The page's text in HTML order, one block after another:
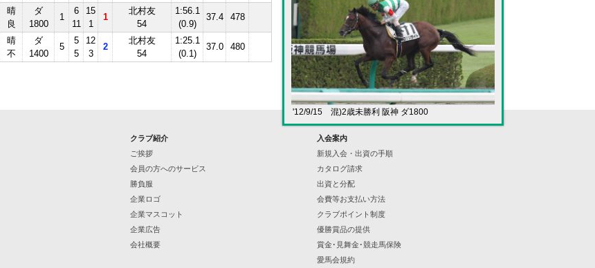
晴
良
ダ
1800
1
6
11
15
1
1
北村友
54
1:56.1
(0.9)
37.4 478
晴
不
ダ
1400
5
5
5
12
3
2
北村友
54
1:25.1
(0.1)
37.0 480
'12/9/15 混)2歳未勝利 阪神 ダ1800
クラブ紹介
ご挨拶
会員の方へのサービス
勝負服
企業ロゴ
企業マスコット
企業広告
会社概要
入会案内
新規入会・出資の手順
カタログ請求
出資と分配
会費等お支払い方法
クラブポイント制度
優勝賞品の提供
賞金･見舞金･競走馬保険
愛馬会規約